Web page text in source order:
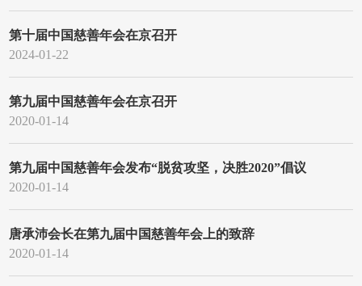
第十届中国慈善年会在京召开
2024-01-22
第九届中国慈善年会在京召开
2020-01-14
第九届中国慈善年会发布“脱贫攻坚，决胜2020”倡议
2020-01-14
唐承沛会长在第九届中国慈善年会上的致辞
2020-01-14